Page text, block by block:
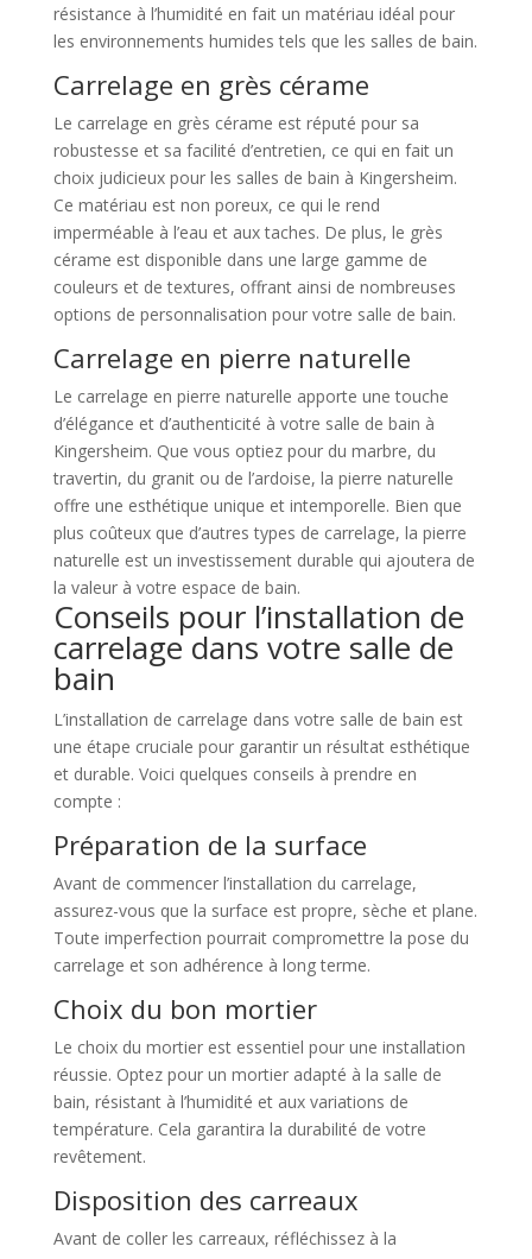
résistance à l’humidité en fait un matériau idéal pour
les environnements humides tels que les salles de bain.
Carrelage en grès cérame
Le carrelage en grès cérame est réputé pour sa
robustesse et sa facilité d’entretien, ce qui en fait un
choix judicieux pour les salles de bain à Kingersheim.
Ce matériau est non poreux, ce qui le rend
imperméable à l’eau et aux taches. De plus, le grès
cérame est disponible dans une large gamme de
couleurs et de textures, offrant ainsi de nombreuses
options de personnalisation pour votre salle de bain.
Carrelage en pierre naturelle
Le carrelage en pierre naturelle apporte une touche
d’élégance et d’authenticité à votre salle de bain à
Kingersheim. Que vous optiez pour du marbre, du
travertin, du granit ou de l’ardoise, la pierre naturelle
offre une esthétique unique et intemporelle. Bien que
plus coûteux que d’autres types de carrelage, la pierre
naturelle est un investissement durable qui ajoutera de
la valeur à votre espace de bain.
Conseils pour l’installation de
carrelage dans votre salle de
bain
L’installation de carrelage dans votre salle de bain est
une étape cruciale pour garantir un résultat esthétique
et durable. Voici quelques conseils à prendre en
compte :
Préparation de la surface
Avant de commencer l’installation du carrelage,
assurez-vous que la surface est propre, sèche et plane.
Toute imperfection pourrait compromettre la pose du
carrelage et son adhérence à long terme.
Choix du bon mortier
Le choix du mortier est essentiel pour une installation
réussie. Optez pour un mortier adapté à la salle de
bain, résistant à l’humidité et aux variations de
température. Cela garantira la durabilité de votre
revêtement.
Disposition des carreaux
Avant de coller les carreaux, réfléchissez à la